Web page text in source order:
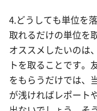
4.どうしても単位を
取れるだけの単位を
オススメしたいのは
トを取ることです。
をもらうだけでは、
が浅ければレポート